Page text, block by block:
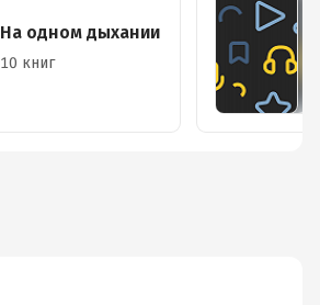
На одном дыхании
10 книг